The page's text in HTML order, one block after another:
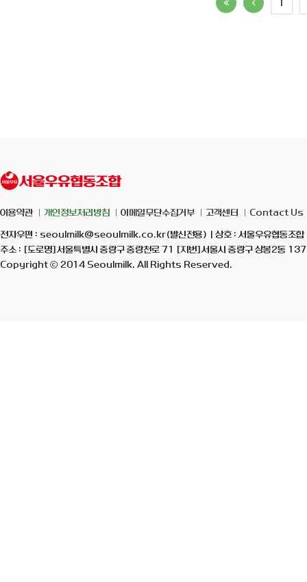
1
이용약관 개인정보처리방침 이메일무단수집거부 고객센터 Contact Us
전자우편 : seoulmilk@seoulmilk.co.kr(발신전용) | 상호 : 서울우유협동조합 |
주소 : [도로명]서울특별시 중랑구 중랑천로 71 [지번]서울시 중랑구 상봉2
Copyright ⓒ 2014 Seoulmilk. All Rights Reserved.